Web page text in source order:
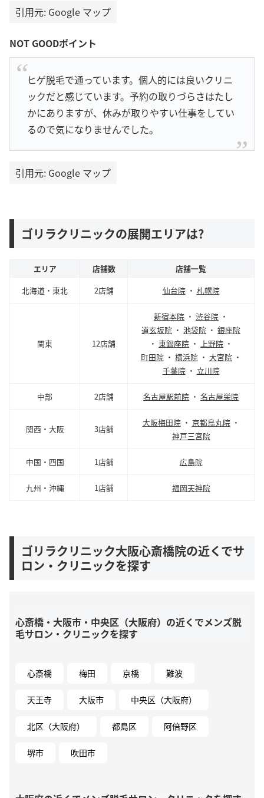
引用元: Google マップ
NOT GOODポイント
ヒゲ脱毛で通っています。個人的には良いクリニ
ックだと感じています。予約の取りづらさはたし
かにありますが、休みが取りやすい仕事をしてい
るので気になりませんでした。
引用元: Google マップ
ゴリラクリニックの展開エリアは?
エリア 店舗数
店舗一覧
北海道・東北
2店舗 仙台院 ・ 札幌院
関東 12店舗
新宿本院 ・ 渋谷院 ・
道玄坂院 ・ 池袋院 ・ 銀座院
・ 東銀座院 ・ 上野院 ・
町田院 ・ 横浜院 ・ 大宮院 ・
千葉院 ・ 立川院
中部 2店舗 名古屋駅前院 ・ 名古屋栄院
関西・大阪 3店舗
大阪梅田院 ・ 京都鳥丸院 ・
神戸三宮院
中国・四国 1店舗 広島院
九州・沖縄 1店舗 福岡天神院
ゴリラクリニック大阪心斎橋院の近くでサ
ロン・クリニックを探す
心斎橋・大阪市・中央区（大阪府）の近くでメンズ脱
毛サロン・クリニックを探す
心斎橋 梅田 京橋 難波
天王寺 大阪市 中央区（大阪府）
北区（大阪府） 都島区 阿倍野区
堺市 吹田市